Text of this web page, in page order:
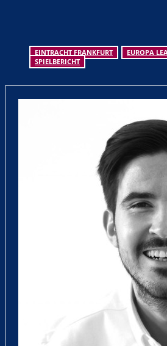
EINTRACHT FRANKFURT EUROPA
SPIELBERICHT